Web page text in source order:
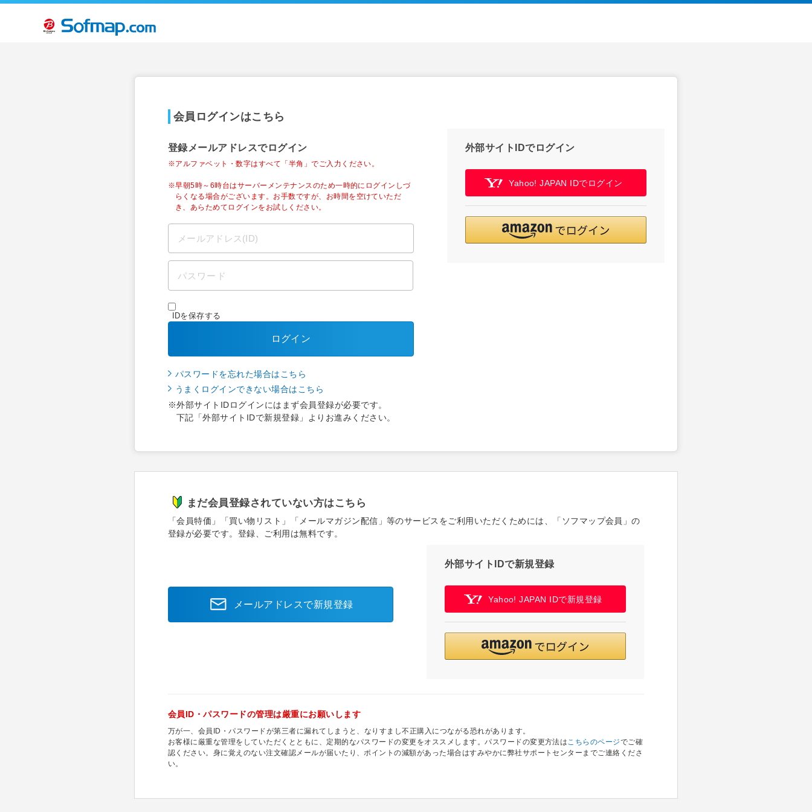
会員ログインはこちら
登録メールアドレスでログイン
※アルファベット・数字はすべて「半角」でご入力ください。
※早朝5時～6時台はサーバーメンテナンスのため一時的にログインしづ
らくなる場合がございます。お手数ですが、お時間を空けていただ
き、あらためてログインをお試しください。
IDを保存する
ログイン
パスワードを忘れた場合はこちら
うまくログインできない場合はこちら
※外部サイトIDログインにはまず会員登録が必要です。
下記「外部サイトIDで新規登録」よりお進みください。
外部サイトIDでログイン
Yahoo! JAPAN IDでログイン
まだ会員登録されていない方はこちら
「会員特価」「買い物リスト」「メールマガジン配信」等のサービスをご利用いただくためには、「ソフマップ会員」の
登録が必要です。登録、ご利用は無料です。
メールアドレスで新規登録
外部サイトIDで新規登録
Yahoo! JAPAN IDで新規登録
会員ID・パスワードの管理は厳重にお願いします
万が一、会員ID・パスワードが第三者に漏れてしまうと、なりすまし不正購入につながる恐れがあります。
お客様に厳重な管理をしていただくとともに、定期的なパスワードの変更をオススメします。パスワードの変更方法はこちらのページでご確
認ください。身に覚えのない注文確認メールが届いたり、ポイントの減額があった場合はすみやかに弊社サポートセンターまでご連絡くださ
い。